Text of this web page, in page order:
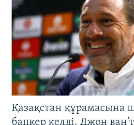
Қазақстан құрамасына
бапкер келді. Джон